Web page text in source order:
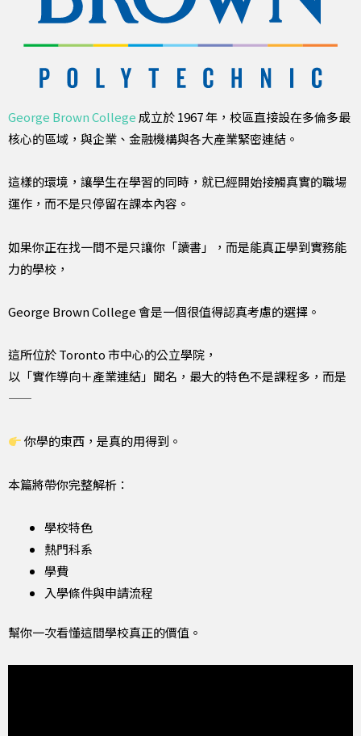
George Brown College 成立於 1967 年，校區直接設在多倫多最
核心的區域，與企業、金融機構與各大產業緊密連結。
這樣的環境，讓學生在學習的同時，就已經開始接觸真實的職場
運作，而不是只停留在課本內容。
如果你正在找一間不是只讓你「讀書」，而是能真正學到實務能
力的學校，
George Brown College 會是一個很值得認真考慮的選擇。
這所位於 Toronto 市中心的公立學院，
以「實作導向＋產業連結」聞名，最大的特色不是課程多，而是
——
你學的東西，是真的用得到。
本篇將帶你完整解析：
學校特色
熱門科系
學費
入學條件與申請流程
幫你一次看懂這間學校真正的價值。